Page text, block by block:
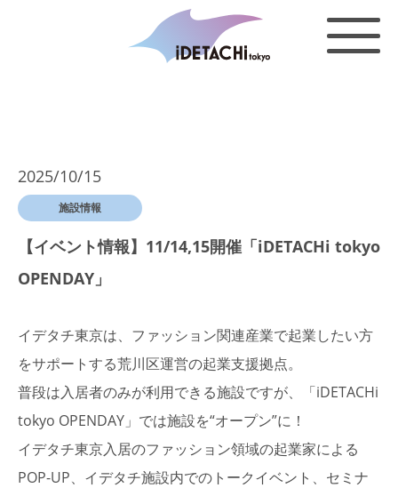
2025/10/15
施設情報
【イベント情報】11/14,15開催「iDETACHi tokyo
OPENDAY」
イデタチ東京は、ファッション関連産業で起業したい方
をサポートする荒川区運営の起業支援拠点。
普段は入居者のみが利用できる施設ですが、「iDETACHi
tokyo OPENDAY」では施設を“オープン”に！
イデタチ東京入居のファッション領域の起業家による
POP-UP、イデタチ施設内でのトークイベント、セミナ